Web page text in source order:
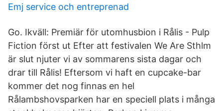
Emj service och entreprenad
Go. Ikväll: Premiär för utomhusbion i Rålis - Pulp
Fiction först ut Efter att festivalen We Are Sthlm
är slut njuter vi av sommarens sista dagar och
drar till Rålis! Eftersom vi haft en cupcake-bar
kommer det nog finnas en hel
Rålambshovsparken har en speciell plats i många